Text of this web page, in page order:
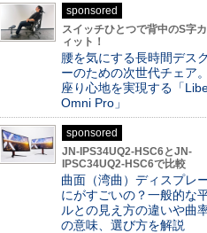
sponsored
スイッチひとつで背中のS字
ィット！
腰を気にする長時間デス
ーのための次世代チェア
座り心地を実現する「
Omni Pro」
sponsored
JN-IPS34UQ2-HSC6とJN-
IPSC34UQ2-HSC6で比較
曲面（湾曲）ディスプレ
にがすごいの？一般的な
ルとの見え方の違いや曲率
の意味、選び方を解説